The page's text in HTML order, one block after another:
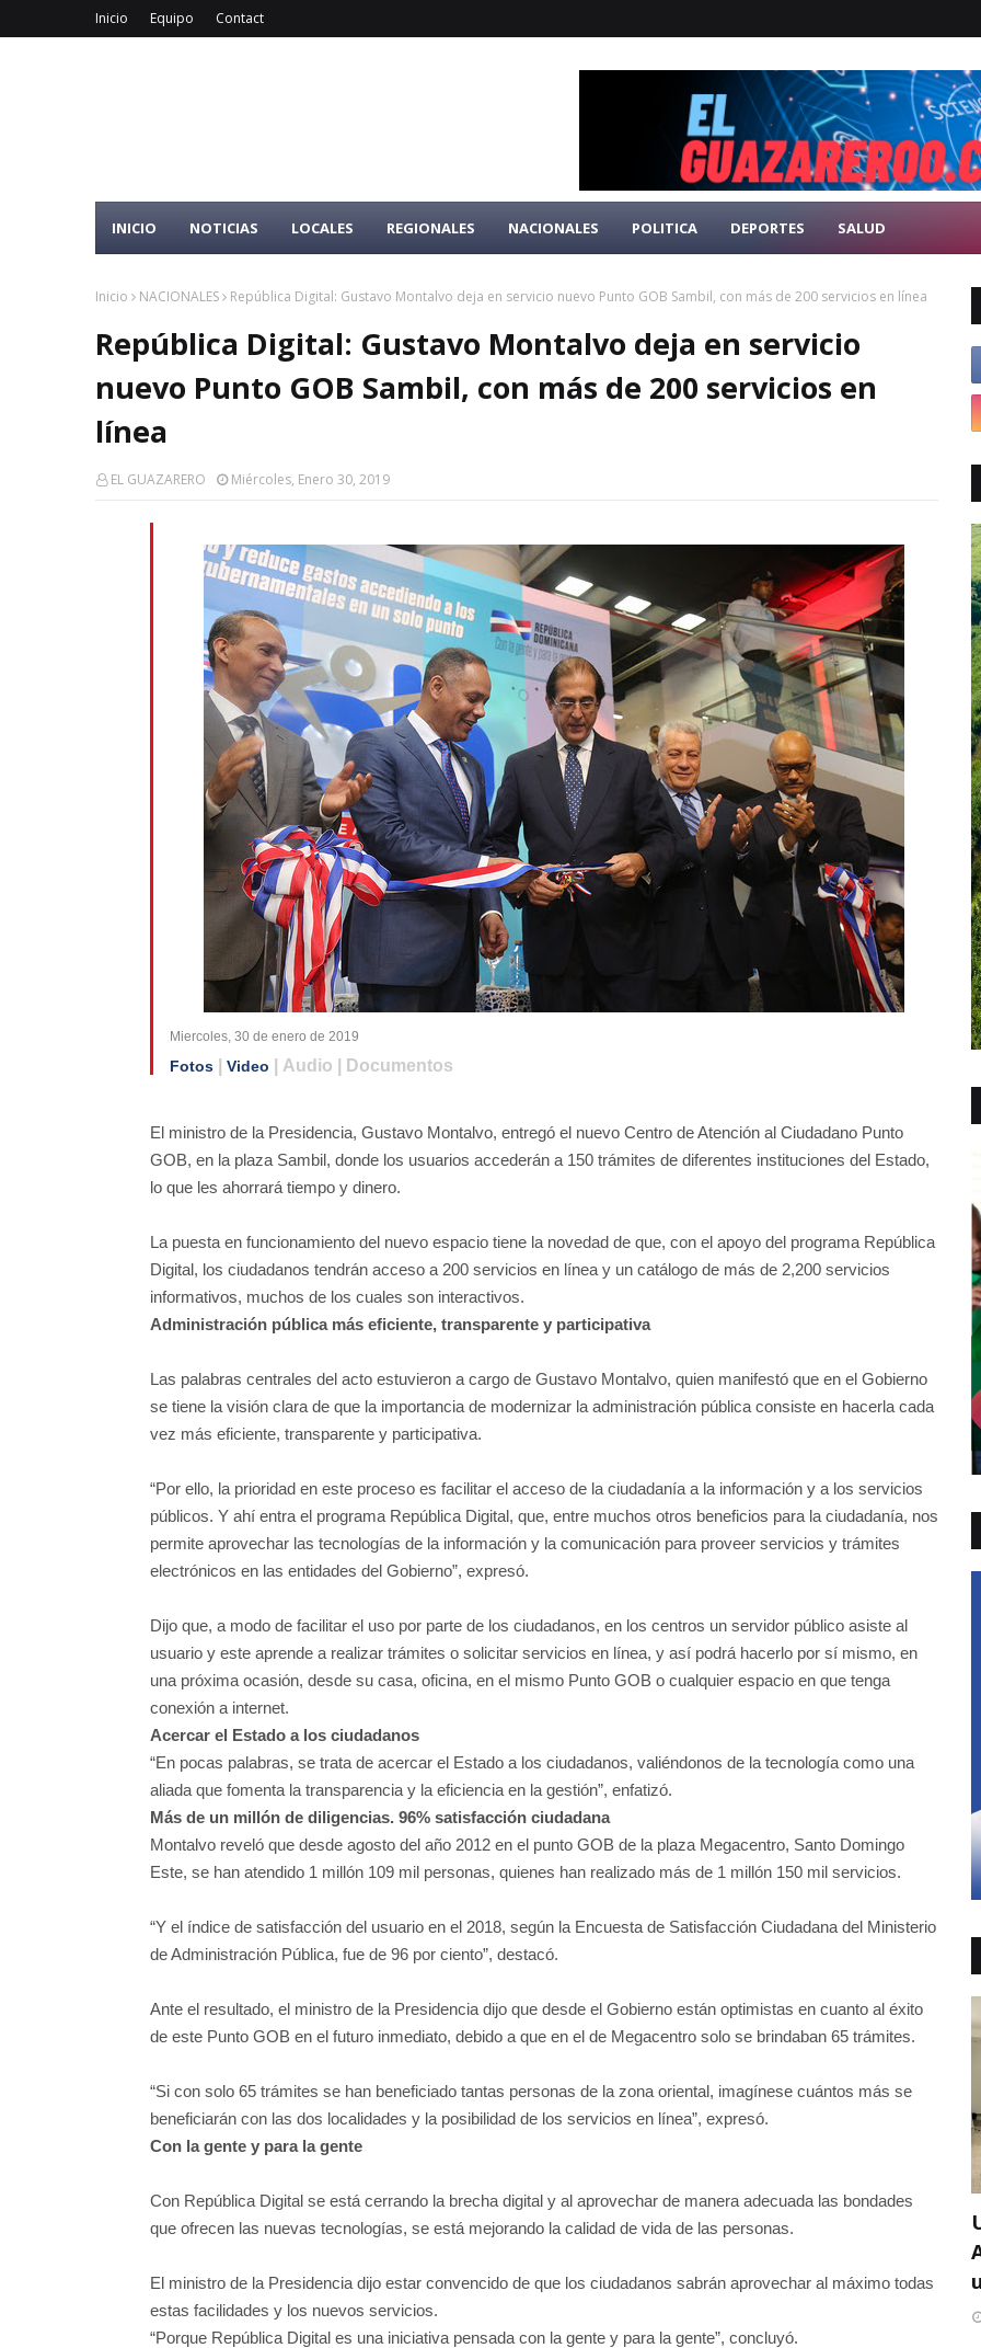
Inicio Equipo Contact
INICIO NOTICIAS LOCALES REGIONALES NACIONALES POLITICA DEPORTES SALUD
Inicio NACIONALES República Digital: Gustavo Montalvo deja en servicio nuevo Punto GOB Sambil, con más de 200 servicios en línea
República Digital: Gustavo Montalvo deja en servicio
nuevo Punto GOB Sambil, con más de 200 servicios en
línea
EL GUAZARERO Miércoles, Enero 30, 2019
Miercoles, 30 de enero de 2019
Fotos Video | Audio | Documentos
El ministro de la Presidencia, Gustavo Montalvo, entregó el nuevo Centro de Atención al Ciudadano Punto
GOB, en la plaza Sambil, donde los usuarios accederán a 150 trámites de diferentes instituciones del Estado,
lo que les ahorrará tiempo y dinero.
La puesta en funcionamiento del nuevo espacio tiene la novedad de que, con el apoyo del programa República
Digital, los ciudadanos tendrán acceso a 200 servicios en línea y un catálogo de más de 2,200 servicios
informativos, muchos de los cuales son interactivos.
Administración pública más eficiente, transparente y participativa
Las palabras centrales del acto estuvieron a cargo de Gustavo Montalvo, quien manifestó que en el Gobierno
se tiene la visión clara de que la importancia de modernizar la administración pública consiste en hacerla cada
vez más eficiente, transparente y participativa.
“Por ello, la prioridad en este proceso es facilitar el acceso de la ciudadanía a la información y a los servicios
públicos. Y ahí entra el programa República Digital, que, entre muchos otros beneficios para la ciudadanía, nos
permite aprovechar las tecnologías de la información y la comunicación para proveer servicios y trámites
electrónicos en las entidades del Gobierno”, expresó.
Dijo que, a modo de facilitar el uso por parte de los ciudadanos, en los centros un servidor público asiste al
usuario y este aprende a realizar trámites o solicitar servicios en línea, y así podrá hacerlo por sí mismo, en
una próxima ocasión, desde su casa, oficina, en el mismo Punto GOB o cualquier espacio en que tenga
conexión a internet.
Acercar el Estado a los ciudadanos
“En pocas palabras, se trata de acercar el Estado a los ciudadanos, valiéndonos de la tecnología como una
aliada que fomenta la transparencia y la eficiencia en la gestión”, enfatizó.
Más de un millón de diligencias. 96% satisfacción ciudadana
Montalvo reveló que desde agosto del año 2012 en el punto GOB de la plaza Megacentro, Santo Domingo
Este, se han atendido 1 millón 109 mil personas, quienes han realizado más de 1 millón 150 mil servicios.
“Y el índice de satisfacción del usuario en el 2018, según la Encuesta de Satisfacción Ciudadana del Ministerio
de Administración Pública, fue de 96 por ciento”, destacó.
Ante el resultado, el ministro de la Presidencia dijo que desde el Gobierno están optimistas en cuanto al éxito
de este Punto GOB en el futuro inmediato, debido a que en el de Megacentro solo se brindaban 65 trámites.
“Si con solo 65 trámites se han beneficiado tantas personas de la zona oriental, imagínese cuántos más se
beneficiarán con las dos localidades y la posibilidad de los servicios en línea”, expresó.
Con la gente y para la gente
Con República Digital se está cerrando la brecha digital y al aprovechar de manera adecuada las bondades
que ofrecen las nuevas tecnologías, se está mejorando la calidad de vida de las personas.
El ministro de la Presidencia dijo estar convencido de que los ciudadanos sabrán aprovechar al máximo todas
estas facilidades y los nuevos servicios.
“Porque República Digital es una iniciativa pensada con la gente y para la gente”, concluyó.